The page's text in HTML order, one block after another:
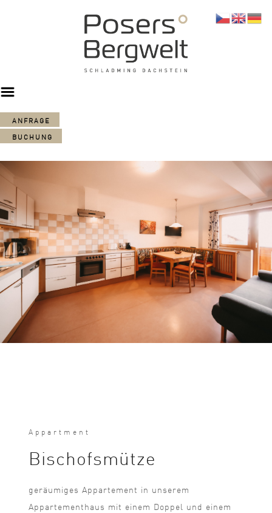
ANFRAGE
BUCHUNG
Appartment
Bischofsmütze
geräumiges Appartement in unserem
Appartementhaus mit einem Doppel und einem